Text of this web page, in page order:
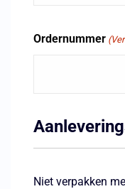
Ordernummer
Niet verpakken